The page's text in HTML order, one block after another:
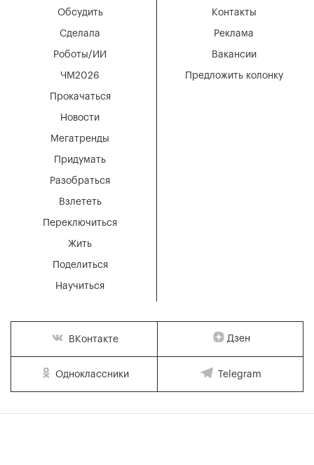
Мегатренды
Придумать
Разобраться
Взлететь
Новости
Переключиться
Жить
Поделиться
Научиться
Обсудить
Сделала
Роботы/ИИ
ЧМ2026
Прокачаться
Вакансии
Реклама
Контакты
Предложить колонку
ВКонтакте Дзен
Одноклассники Telegram